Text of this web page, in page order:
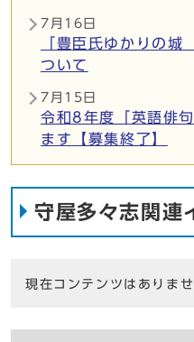
7月16日
「豊臣氏ゆかりの
ついて
7月15日
令和8年度「英語俳
ます【募集終了】
守屋多々志関連
現在コンテンツはありませ